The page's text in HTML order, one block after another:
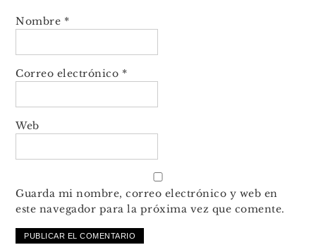
Nombre *
Correo electrónico *
Web
Guarda mi nombre, correo electrónico y web en
este navegador para la próxima vez que comente.